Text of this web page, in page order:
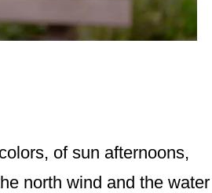
of sun afternoons,
north wind and the water